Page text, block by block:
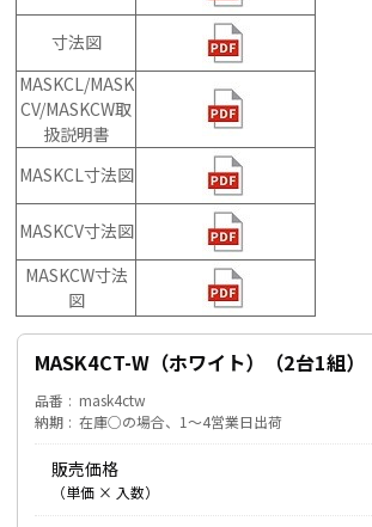
寸法図
MASKCL/MASK
CV/MASKCW取
扱説明書
MASKCL寸法図
MASKCV寸法図
MASKCW寸法
図
MASK4CT-W（ホワイト）（2台1組）
品番
mask4ctw
納期
在庫○の場合、1～4営業日出荷
販売価格
（単価 × 入数）